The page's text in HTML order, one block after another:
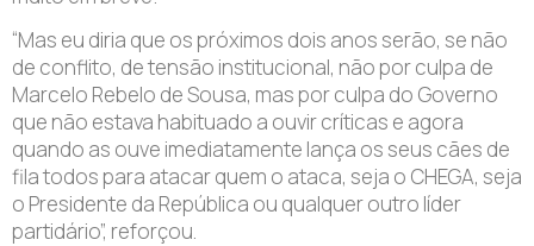
“Mas eu diria que os próximos dois anos serão, se não
de conflito, de tensão institucional, não por culpa de
Marcelo Rebelo de Sousa, mas por culpa do Governo
que não estava habituado a ouvir críticas e agora
quando as ouve imediatamente lança os seus cães de
fila todos para atacar quem o ataca, seja o CHEGA, seja
o Presidente da República ou qualquer outro líder
partidário”, reforçou.